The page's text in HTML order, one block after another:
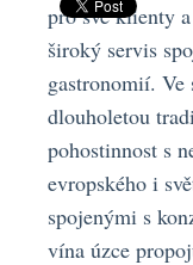
pro své klienty
široký servis
gastronomií. Ve
dlouholetou
pohostinnost s
evropského i
spojenými s
vína úzce